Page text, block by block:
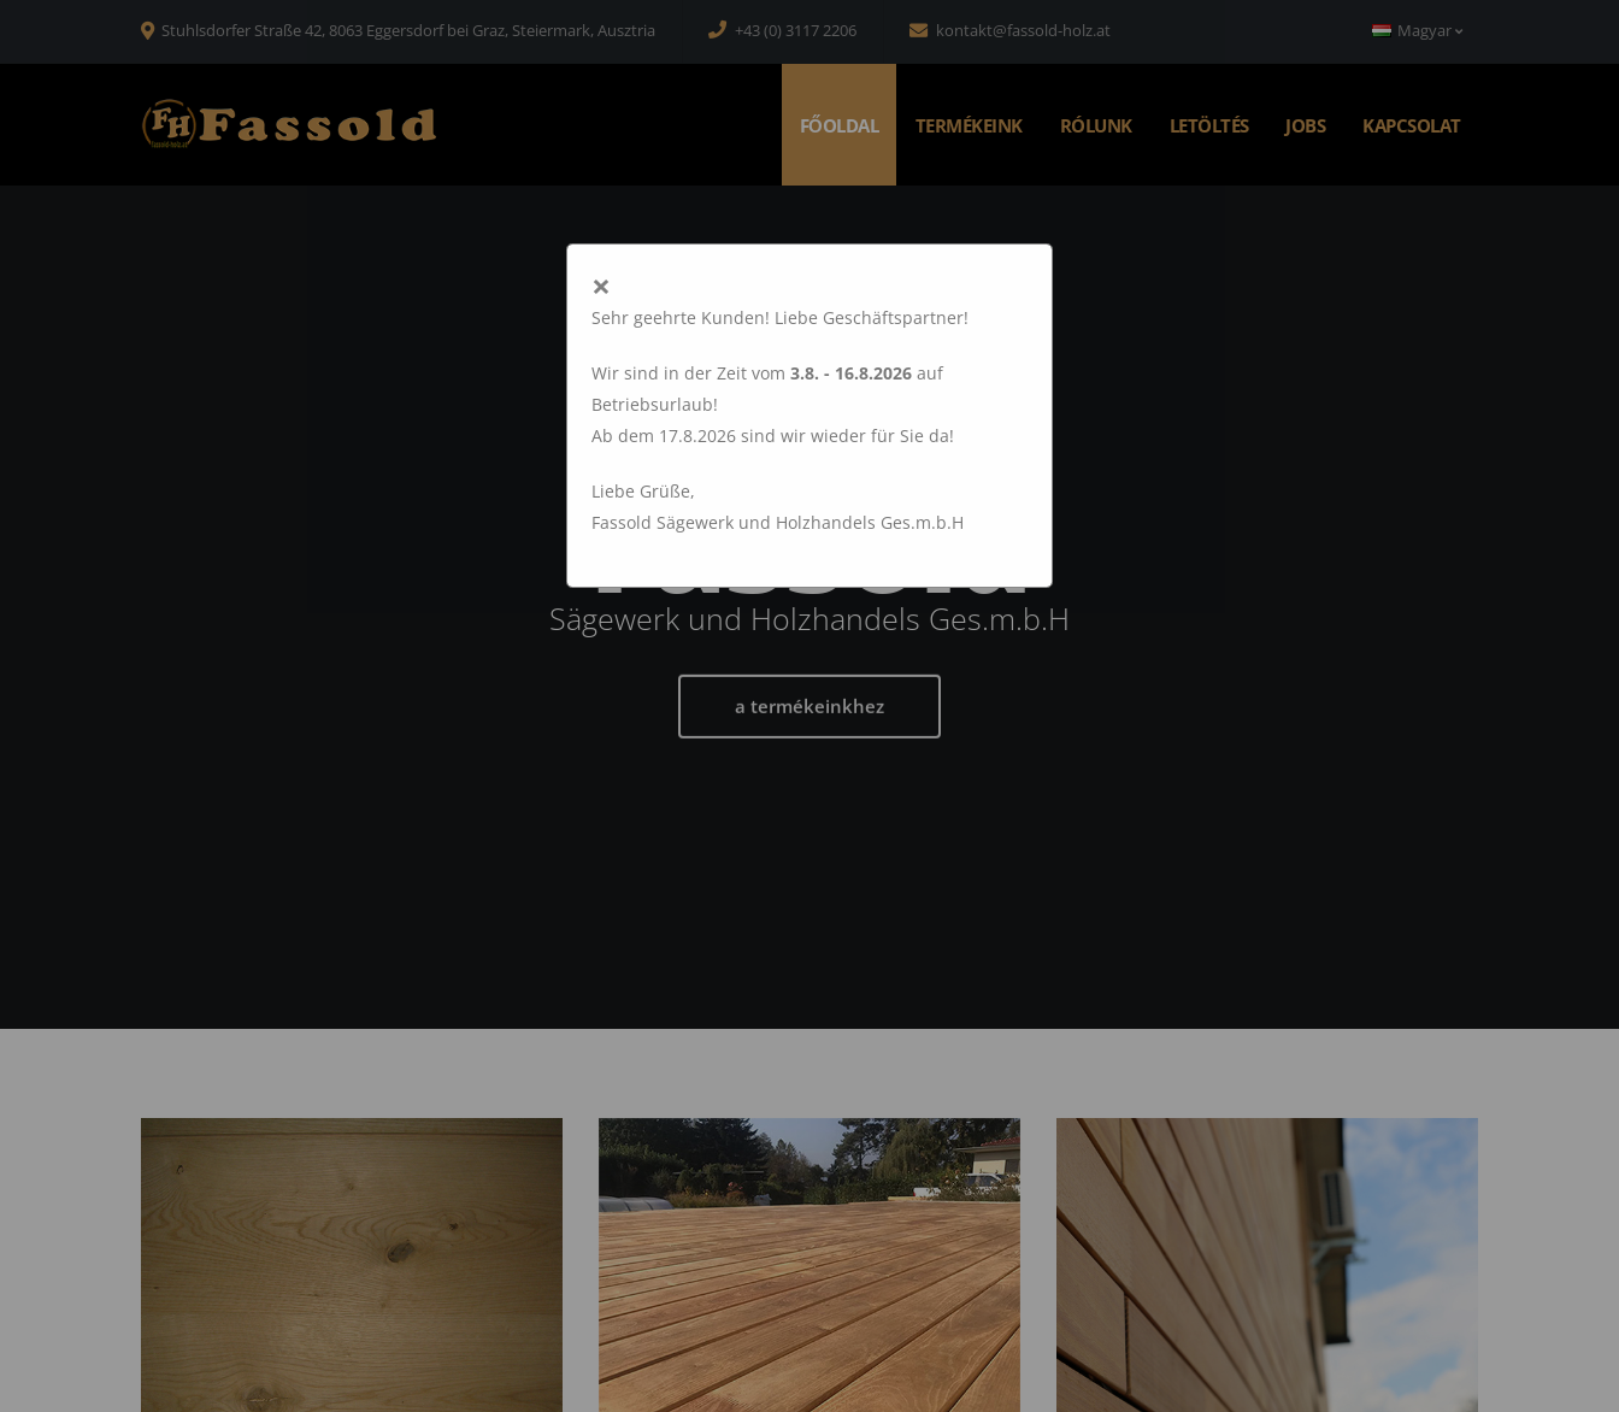
×
Sehr geehrte Kunden! Liebe Geschäftspartner!
Wir sind in der Zeit vom3.8. - 16.8.2026 auf
Betriebsurlaub!
Ab dem 17.8.2026 sind wir wieder für Sie da!
Liebe Grüße,
Fassold Sägewerk und Holzhandels Ges.m.b.H
Stuhlsdorfer Straße 42, 8063 Eggersdorf bei Graz, Steiermark, Ausztria +43 (0) 3117 2206 kontakt@fassold-holz.at Magyar
FŐOLDAL TERMÉKEINK RÓLUNK LETÖLTÉS JOBS KAPCSOLAT
Fassold
Sägewerk und Holzhandels Ges.m.b.H
a termékeinkhez